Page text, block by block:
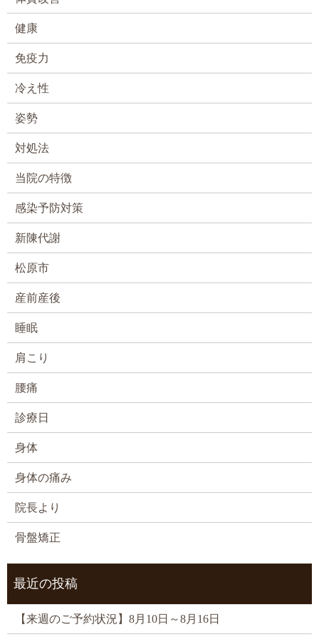
健康
免疫力
冷え性
姿勢
対処法
当院の特徴
感染予防対策
新陳代謝
松原市
産前産後
睡眠
肩こり
腰痛
診療日
身体
身体の痛み
院長より
骨盤矯正
最近の投稿
【来週のご予約状況】8月10日～8月16日